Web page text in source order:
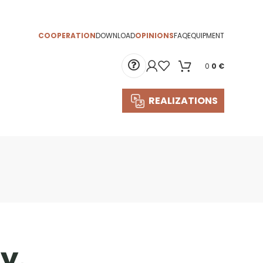
COOPERATIONDOWNLOADOPINIONSFAQEQUIPMENT
0 0 €
REALIZATIONS